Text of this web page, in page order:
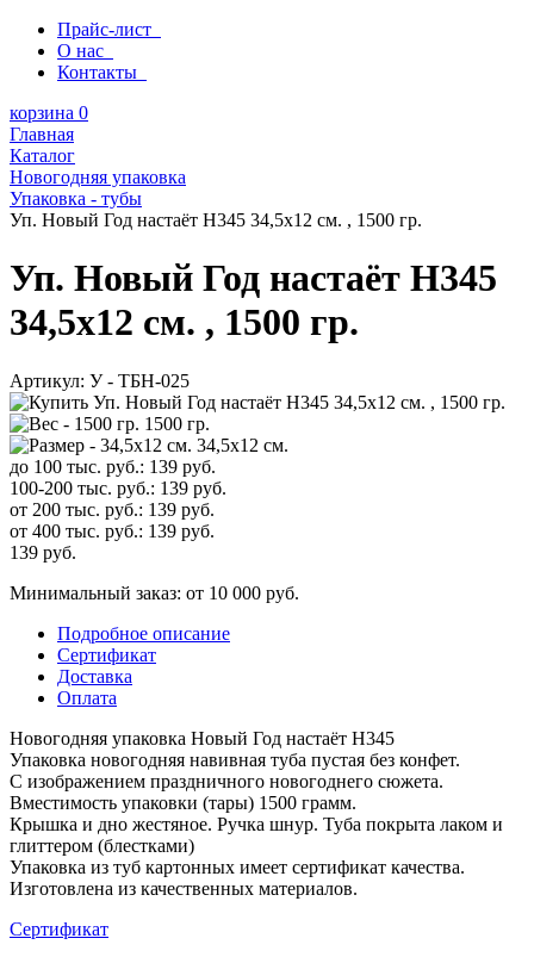
Прайс-лист
О нас
Контакты
корзина 0
Главная
Каталог
Новогодняя упаковка
Упаковка - тубы
Уп. Новый Год настаёт H345 34,5х12 см. , 1500 гр.
Уп. Новый Год настаёт H345
34,5х12 см. , 1500 гр.
Артикул: У - ТБН-025
1500 гр.
34,5х12 см.
до 100 тыс. руб.: 139 руб.
100-200 тыс. руб.: 139 руб.
от 200 тыс. руб.: 139 руб.
от 400 тыс. руб.: 139 руб.
139 руб.
Минимальный заказ: от 10 000 руб.
Подробное описание
Сертификат
Доставка
Оплата
Новогодняя упаковка Новый Год настаёт H345
Упаковка новогодняя навивная туба пустая без конфет.
С изображением праздничного новогоднего сюжета.
Вместимость упаковки (тары) 1500 грамм.
Крышка и дно жестяное. Ручка шнур. Туба покрыта лаком и
глиттером (блестками)
Упаковка из туб картонных имеет сертификат качества.
Изготовлена из качественных материалов.
Сертификат